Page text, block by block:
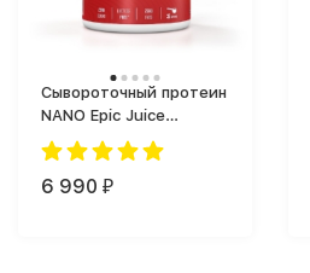
Сывороточный протеин
NANO Epic Juice
6 990 ₽